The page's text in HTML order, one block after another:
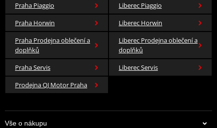
Praha Piaggio
Liberec Piaggio
Praha Horwin
Liberec Horwin
Praha Prodejna oblečení a
doplňků
Liberec Prodejna oblečení a
doplňků
Praha Servis
Liberec Servis
Prodejna QJ Motor Praha
Vše o nákupu